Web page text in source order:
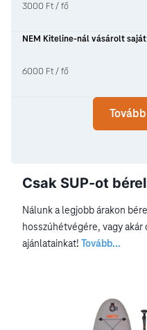
3000 Ft / fő
NEM Kiteline-nál vásárolt
6000 Ft / fő
Csak SUP-ot
Nálunk a legjobb árakon
hosszúhétvégére, vagy
ajánlatainkat! Tovább...